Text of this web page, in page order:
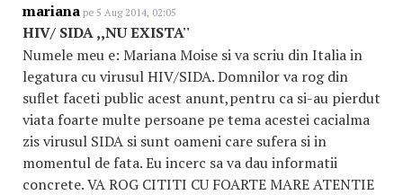
mariana pe 5 Aug 2014, 02:05
HIV/ SIDA ,,NU EXISTA''
Numele meu e: Mariana Moise si va scriu din Italia in
legatura cu virusul HIV/SIDA. Domnilor va rog din
suflet faceti public acest anunt,pentru ca si-au pierdut
viata foarte multe persoane pe tema acestei cacialma
zis virusul SIDA si sunt oameni care sufera si in
momentul de fata. Eu incerc sa va dau informatii
concrete. VA ROG CITITI CU FOARTE MARE ATENTIE